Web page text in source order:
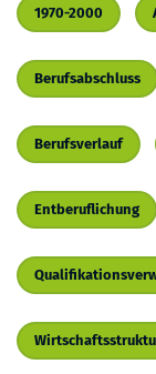
1970-2000
Berufsabschluss
Berufsverlauf
Entberuflichung